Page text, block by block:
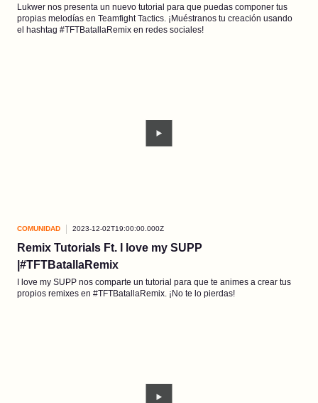
Lukwer nos presenta un nuevo tutorial para que puedas componer tus
propias melodías en Teamfight Tactics. ¡Muéstranos tu creación usando
el hashtag #TFTBatallaRemix en redes sociales!
COMUNIDAD 2023-12-02T19:00:00.000Z
Remix Tutorials Ft. I love my SUPP
|#TFTBatallaRemix
I love my SUPP nos comparte un tutorial para que te animes a crear tus
propios remixes en #TFTBatallaRemix. ¡No te lo pierdas!